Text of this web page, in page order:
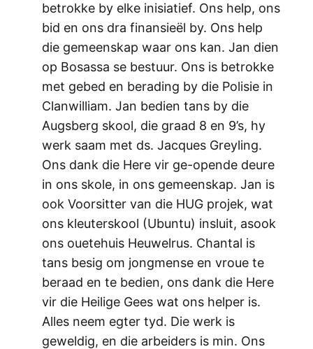
betrokke by elke inisiatief. Ons help, ons
bid en ons dra finansieël by. Ons help
die gemeenskap waar ons kan. Jan dien
op Bosassa se bestuur. Ons is betrokke
met gebed en berading by die Polisie in
Clanwilliam. Jan bedien tans by die
Augsberg skool, die graad 8 en 9’s, hy
werk saam met ds. Jacques Greyling.
Ons dank die Here vir ge-opende deure
in ons skole, in ons gemeenskap. Jan is
ook Voorsitter van die HUG projek, wat
ons kleuterskool (Ubuntu) insluit, asook
ons ouetehuis Heuwelrus. Chantal is
tans besig om jongmense en vroue te
beraad en te bedien, ons dank die Here
vir die Heilige Gees wat ons helper is.
Alles neem egter tyd. Die werk is
geweldig, en die arbeiders is min. Ons